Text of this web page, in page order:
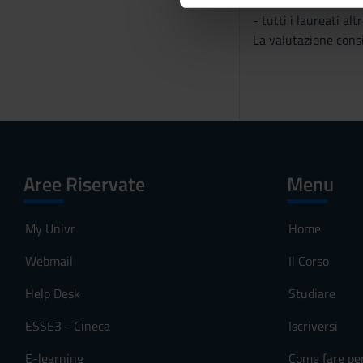
di analisi dei dati web,
che hanno raccolto dal tuo
n
- tutti i laureati
La valutazione
Aree Riservate
My Univr
Webmail
Help Desk
ESSE3 - Cineca
E-learning
Menu
Home
Il Corso
Studiare
Iscriversi
Come fare